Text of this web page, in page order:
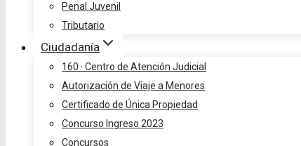
Penal Juvenil
Tributario
Ciudadanía
160 · Centro de Atención Judicial
Autorización de Viaje a Menores
Certificado de Única Propiedad
Concurso Ingreso 2023
Concursos